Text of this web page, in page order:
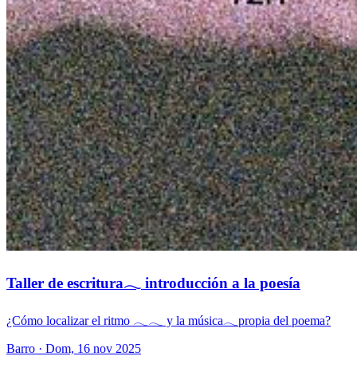
Taller de escritura𓂃 introducción a la poesía
¿Cómo localizar el ritmo 𓂃𓂃 y la música𓂃propia del poema?
Barro · Dom, 16 nov 2025